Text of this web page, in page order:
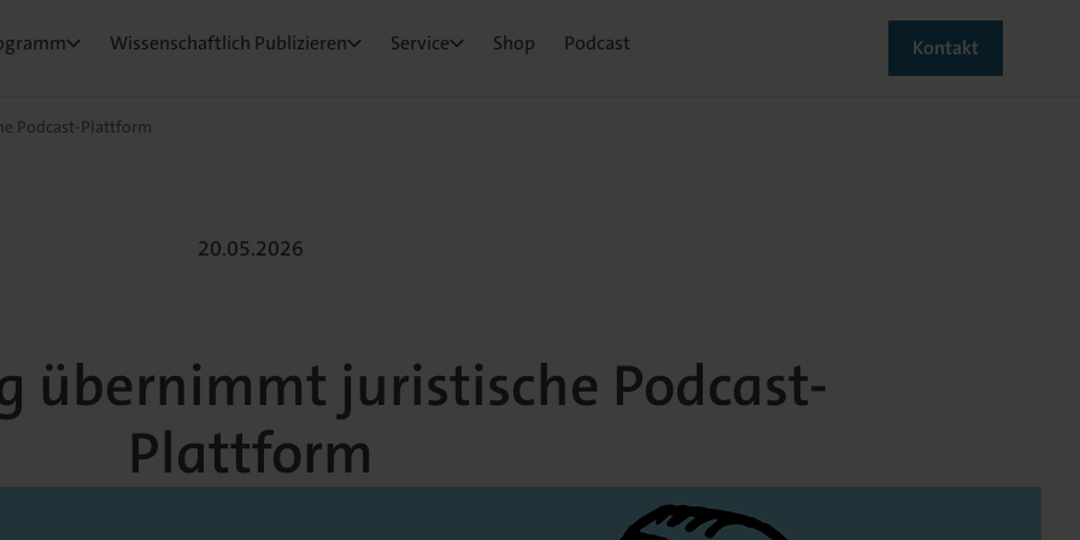
Wissenschaftlich Publizieren
Service
Shop Podcast Kontakt
Podcast-Plattform
juristische Podcast-
20.05.2026
übernimmt juristische Podcast-
Plattform